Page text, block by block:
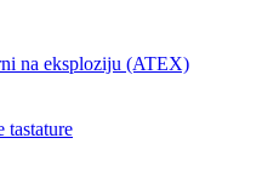
na eksploziju (ATEX)
tastature